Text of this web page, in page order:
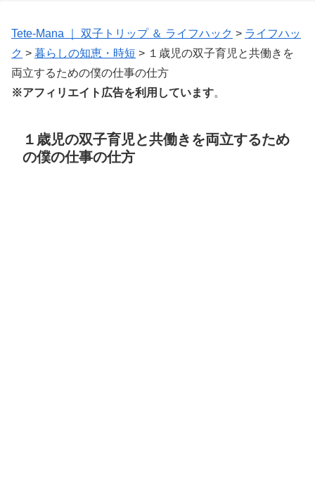
Tete-Mana ｜ 双子トリップ ＆ ライフハック > ライフハッ
ク > 暮らしの知恵・時短 > １歳児の双子育児と共働きを
両立するための僕の仕事の仕方
※アフィリエイト広告を利用しています。
１歳児の双子育児と共働きを両立するため
の僕の仕事の仕方